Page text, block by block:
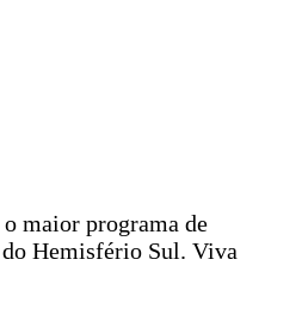
maior programa de
Hemisfério Sul. Viva